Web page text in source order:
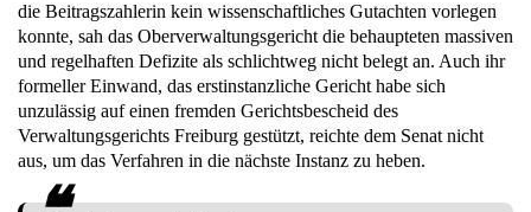
die Beitragszahlerin kein wissenschaftliches Gutachten vorlegen
konnte, sah das Oberverwaltungsgericht die behaupteten massiven
und regelhaften Defizite als schlichtweg nicht belegt an. Auch ihr
formeller Einwand, das erstinstanzliche Gericht habe sich
unzulässig auf einen fremden Gerichtsbescheid des
Verwaltungsgerichts Freiburg gestützt, reichte dem Senat nicht
aus, um das Verfahren in die nächste Instanz zu heben.